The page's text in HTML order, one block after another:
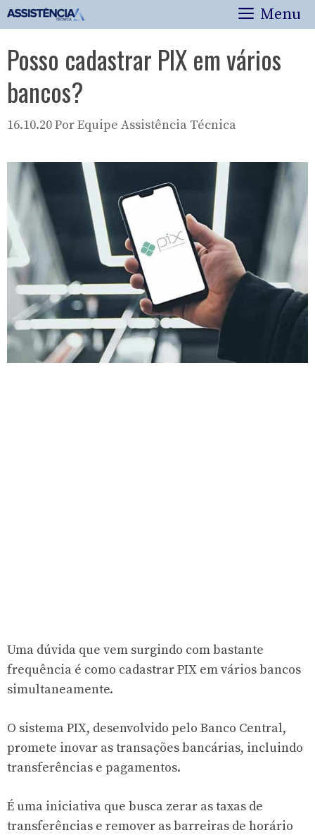
Pular
para
conteúdo
Menu
Posso cadastrar PIX em vários
bancos?
16.10.20PorEquipe Assistência Técnica
Uma dúvida que vem surgindo com bastante
frequência é como cadastrar PIX em vários bancos
simultaneamente.
O sistema PIX, desenvolvido pelo Banco Central,
promete inovar as transações bancárias, incluindo
transferências e pagamentos.
É uma iniciativa que busca zerar as taxas de
transferências e remover as barreiras de horário